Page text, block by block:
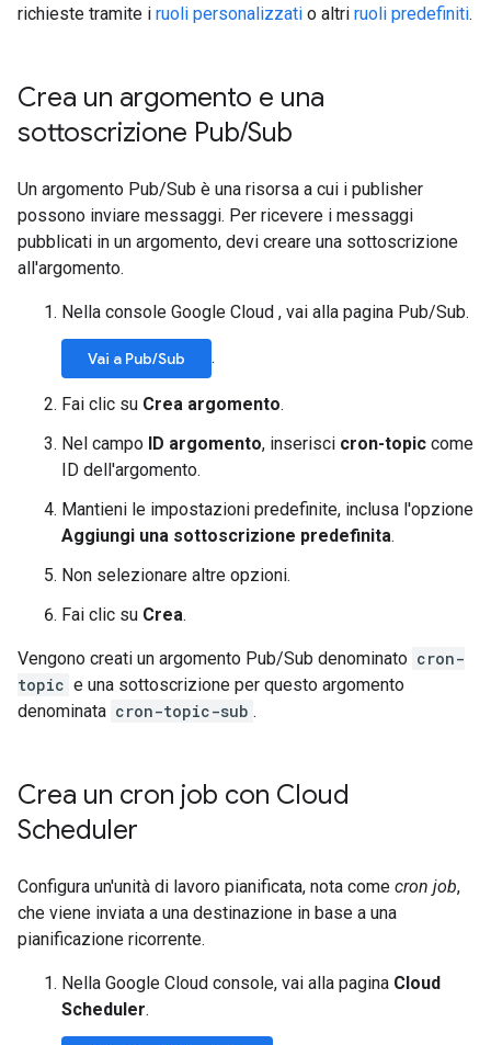
richieste tramite i ruoli personalizzati o altri ruoli predefiniti.
Crea un argomento e una
sottoscrizione Pub/Sub
Un argomento Pub/Sub è una risorsa a cui i publisher
possono inviare messaggi. Per ricevere i messaggi
pubblicati in un argomento, devi creare una sottoscrizione
all'argomento.
Nella console Google Cloud , vai alla pagina Pub/Sub.
Vai a Pub/Sub .
Fai clic su Crea argomento.
Nel campo ID argomento, inserisci cron-topic come
ID dell'argomento.
Mantieni le impostazioni predefinite, inclusa l'opzione
Aggiungi una sottoscrizione predefinita.
Non selezionare altre opzioni.
Fai clic su Crea.
Vengono creati un argomento Pub/Sub denominato cron-
topic e una sottoscrizione per questo argomento
denominata cron-topic-sub .
Crea un cron job con Cloud
Scheduler
Configura un'unità di lavoro pianificata, nota come cron job,
che viene inviata a una destinazione in base a una
pianificazione ricorrente.
Nella Google Cloud console, vai alla pagina Cloud
Scheduler.